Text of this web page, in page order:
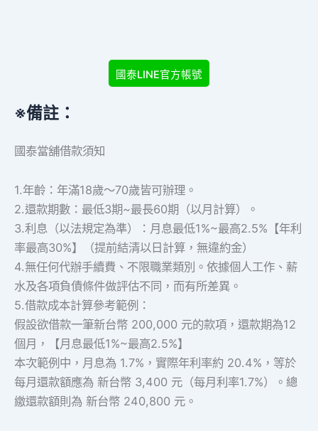
國泰LINE官方帳號
※備註：
國泰當舖借款須知
1.年齡：年滿18歲～70歲皆可辦理。
2.還款期數：最低3期~最長60期（以月計算）。
3.利息（以法規定為準）：月息最低1%~最高2.5%【年利
率最高30%】（提前結清以日計算，無違約金）
4.無任何代辦手續費、不限職業類別。依據個人工作、薪
水及各項負債條件做評估不同，而有所差異。
5.借款成本計算參考範例：
假設欲借款一筆新台幣 200,000 元的款項，還款期為12
個月，【月息最低1%~最高2.5%】
本次範例中，月息為 1.7%，實際年利率約 20.4%，等於
每月還款額應為 新台幣 3,400 元（每月利率1.7%）。總
繳還款額則為 新台幣 240,800 元。